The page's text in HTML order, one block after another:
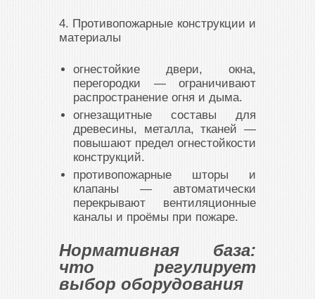
4. Противопожарные конструкции и
материалы
огнестойкие двери, окна,
перегородки — ограничивают
распространение огня и дыма.
огнезащитные составы для
древесины, металла, тканей —
повышают предел огнестойкости
конструкций.
противопожарные шторы и
клапаны — автоматически
перекрывают вентиляционные
каналы и проёмы при пожаре.
Нормативная база:
что регулирует
выбор оборудования